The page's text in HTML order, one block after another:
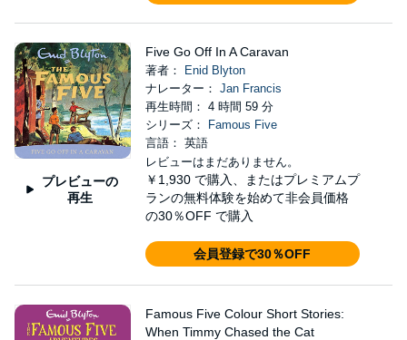
プレビューの
再生
Five Go Off In A Caravan
著者：
Enid Blyton
ナレーター： Jan Francis
再生時間： 4 時間 59 分
シリーズ：
Famous Five
言語： 英語
レビューはまだありません。
￥1,930 で購入、またはプレミアムプ
ランの無料体験を始めて非会員価格
の30％OFF で購入
会員登録で30％OFF
Famous Five Colour Short Stories:
When Timmy Chased the Cat